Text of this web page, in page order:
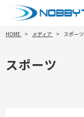
HOME メディア スポーツ
スポーツ